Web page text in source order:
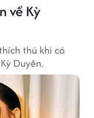
về Kỳ
thú khi có
Duyên.